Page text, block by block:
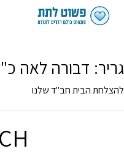
גריר: דבורה לאה
להצלחת הבית חב"ד שלנו